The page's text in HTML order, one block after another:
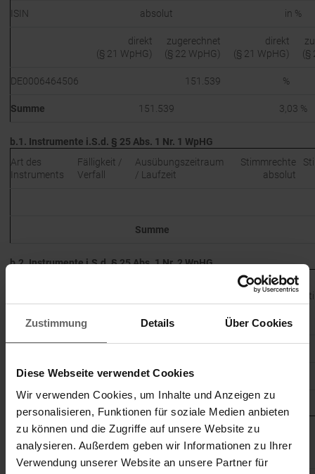
Zustimmung Details Über Cookies
Diese Webseite verwendet Cookies
Wir verwenden Cookies, um Inhalte und Anzeigen zu
personalisieren, Funktionen für soziale Medien anbieten
zu können und die Zugriffe auf unsere Website zu
analysieren. Außerdem geben wir Informationen zu Ihrer
Verwendung unserer Website an unsere Partner für
ISIN
absolut in %
direkt
(§ 21 WpHG)
zugerechnet
(§ 22 WpHG)
direkt
(§ 21 WpHG)
(§
DE0006464506 151.539 %
Summe 151.539 3,03 %
b.1. Instrumente i.S.d. § 25 Abs. 1 Nr. 1 WpHG
Art des
Instruments
Fälligkeit /
Verfall
Ausübungs­zeitraum
/ Laufzeit
Stimmrechte
absolut
Summe
b.2. Instrumente i.S.d. § 25 Abs. 1 Nr. 2 WpHG
zeitraum /
Abwicklung
Stimmrechte
Summe
8. Informationen in Bezug auf den Mitteilungspflichtigen
Mitteilungspflichtiger (3.) wird weder beherrscht noch beherrscht
Mitteilungspflichtiger andere Unternehmen mit melderelevanten
Stimmrechten des Emittenten (1.).